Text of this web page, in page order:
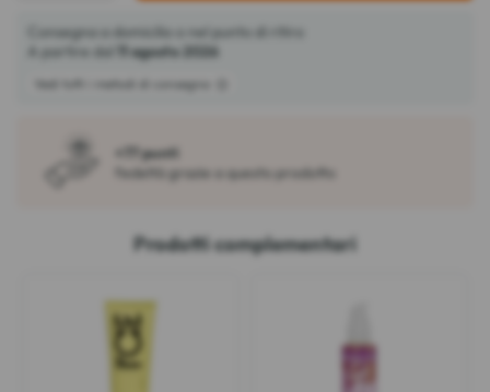
Consegna a domicilio o nel punto di ritiro
A partire dal
11 agosto 2026
Vedi tutti i metodi di consegna
+77 punti
fedeltà grazie a questo prodotto
Prodotti complementari